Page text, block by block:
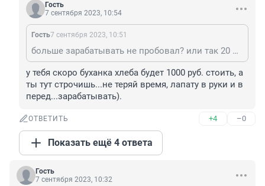
Гость
7 сентября 2023, 10:54
Гость7 сентября 2023, 10:51
больше зарабатывать не пробовал? или так 20 лет на одном окладе?
у тебя скоро буханка хлеба будет 1000 руб. стоить, а
ты тут строчишь...не теряй время, лапату в руки и в
перед...зарабатывать).
ОТВЕТИТЬ +4 –0
Показать ещё 4 ответа
Гость
7 сентября 2023, 10:32